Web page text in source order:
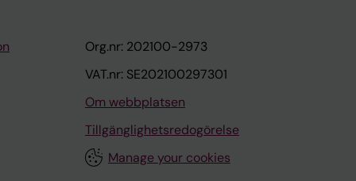
Org.nr: 202100-2973
VAT.nr: SE202100297301
Om webbplatsen
Tillgänglighetsredogörelse
Manage your cookies